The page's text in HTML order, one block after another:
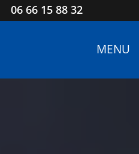
06 66 15 88 32
MENU